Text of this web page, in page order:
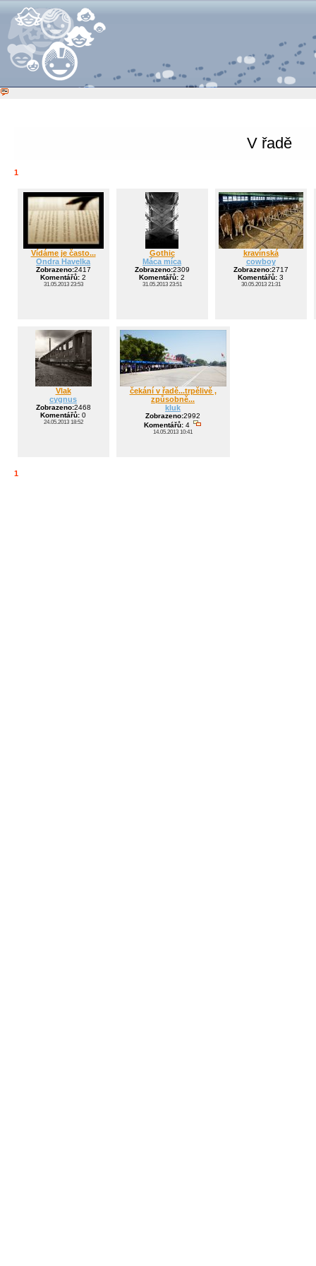
V řadě
1
Vídáme je často...
Ondra Havelka
Zobrazeno:2417
Komentářů: 2
31.05.2013 23:53
Gothic
Máca míca
Zobrazeno:2309
Komentářů: 2
31.05.2013 23:51
kravínská
cowboy
Zobrazeno:2717
Komentářů: 3
30.05.2013 21:31
Vlak
cygnus
Zobrazeno:2468
Komentářů: 0
24.05.2013 18:52
čekání v řadě...trpělivě ,
způsobně...
kluk
Zobrazeno:2992
Komentářů: 4
14.05.2013 10:41
1